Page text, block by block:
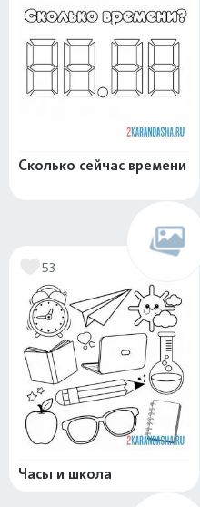
Сколько сейчас времени
53
Часы и школа